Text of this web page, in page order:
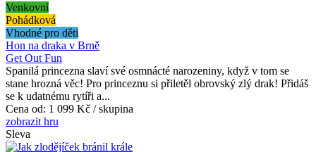
Venkovní
Pohádková
Vhodné pro děti
Hon na draka v Brně
Get Out Fun
Spanilá princezna slaví své osmnácté narozeniny, když v tom se
stane hrozná věc! Pro princeznu si přiletěl obrovský zlý drak! Přidáš
se k udatnému rytíři a...
Cena od: 1 099 Kč / skupina
zobrazit hru
Sleva